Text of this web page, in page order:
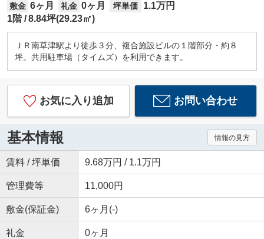
敷金 6ヶ月 礼金 0ヶ月 坪単価
1.1万円
1階 8.84坪(29.23㎡)
ＪＲ南草津駅より徒歩３分、複合施設ビルの１階部分・約８
坪。共用駐車場（タイムズ）を利用できます。
お気に入り追加 お問い合わせ
基本情報 情報の見方
賃料 / 坪単価 9.68万円 / 1.1万円
管理費等 11,000円
敷金(保証金) 6ヶ月(-)
礼金 0ヶ月